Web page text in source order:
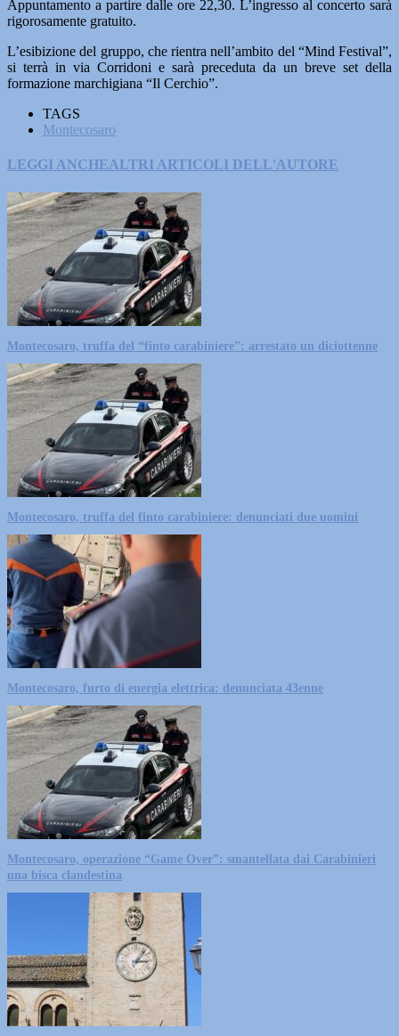
Appuntamento a partire dalle ore 22,30. L’ingresso al concerto sarà
rigorosamente gratuito.
L’esibizione del gruppo, che rientra nell’ambito del “Mind Festival”,
si terrà in via Corridoni e sarà preceduta da un breve set della
formazione marchigiana “Il Cerchio”.
TAGS
Montecosaro
LEGGI ANCHEALTRI ARTICOLI DELL'AUTORE
Montecosaro, truffa del “finto carabiniere”: arrestato un diciottenne
Montecosaro, truffa del finto carabiniere: denunciati due uomini
Montecosaro, furto di energia elettrica: denunciata 43enne
Montecosaro, operazione “Game Over”: smantellata dai Carabinieri
una bisca clandestina